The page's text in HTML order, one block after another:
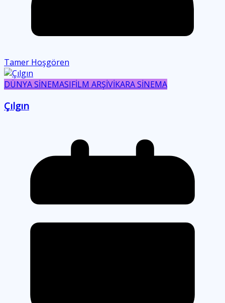
Tamer Hoşgören
DÜNYA SİNEMASIFİLM ARŞİVİKARA SİNEMA
Çılgın